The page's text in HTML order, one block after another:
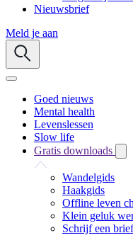
Nieuwsbrief
Meld je aan
Goed nieuws
Mental health
Levenslessen
Slow life
Gratis downloads
Wandelgids
Haakgids
Offline leven
Klein geluk
Schrijf een